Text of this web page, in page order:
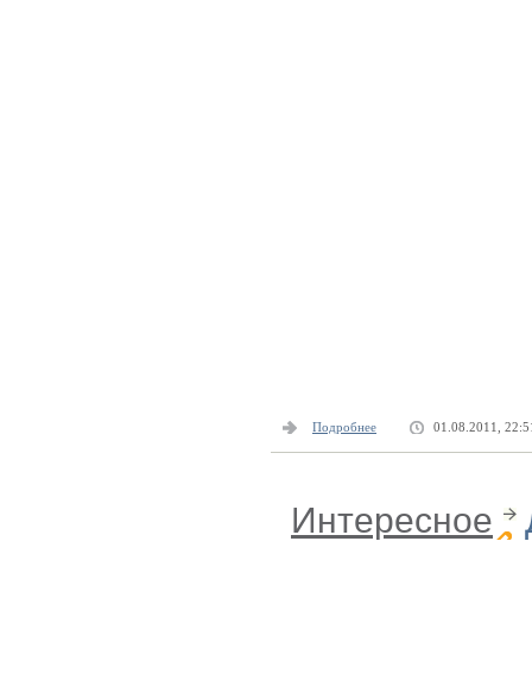
Подробнее 01.08.2011,
Интересное